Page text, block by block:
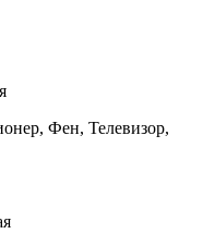
Фен, Телевизор,